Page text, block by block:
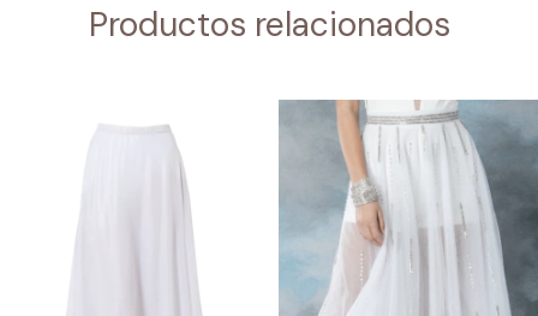
Productos relacionados